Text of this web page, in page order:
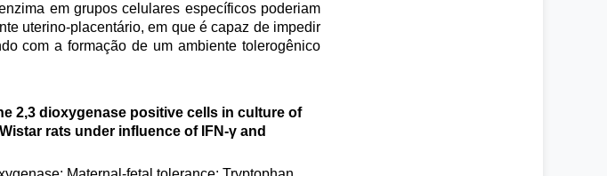
em grupos celulares específicos poderiam
uterino-placentário, em que é capaz de impedir
com a formação de um ambiente tolerogênico
2,3 dioxygenase positive cells in culture of
rats under influence of IFN-γ and